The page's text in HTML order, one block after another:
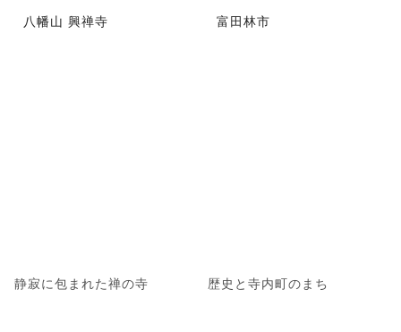
八幡山 興禅寺
静寂に包まれた禅の寺
富田林市
歴史と寺内町のまち